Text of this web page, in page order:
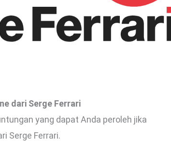
dari Serge Ferrari
yang dapat Anda peroleh jika
Serge Ferrari.